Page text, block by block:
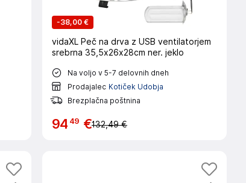
-38,00 €
vidaXL Peč na drva z USB ventilatorjem
srebrna 35,5x26x28cm ner. jeklo
Na voljo v 5-7 delovnih dneh
Prodajalec Kotiček Udobja
Brezplačna poštnina
94 49 €132,49 €